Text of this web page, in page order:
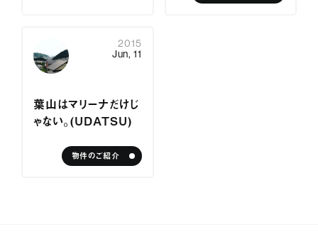
2015
Jun, 11
葉山はマリーナだけじ
ゃない。（UDATSU）
物件のご紹介